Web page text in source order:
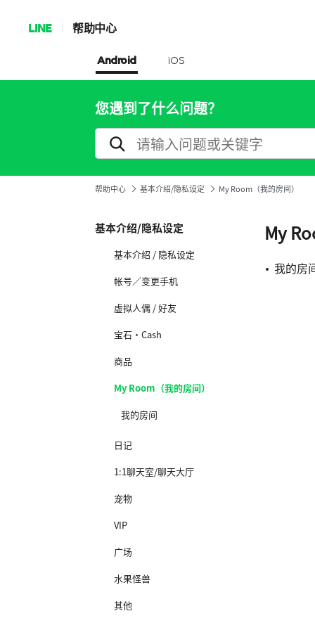
LINE 帮助中心
Android iOS
您遇到了什么问题？
帮助中心 基本介绍/隐私设定 My Room（我的房间）
基本介绍/隐私设定
基本介绍 / 隐私设定
帐号／变更手机
虚拟人偶 / 好友
宝石·Cash
商品
My Room（我的房间）
我的房间
日记
1:1聊天室/聊天大厅
宠物
VIP
广场
水果怪兽
其他
My
我的房